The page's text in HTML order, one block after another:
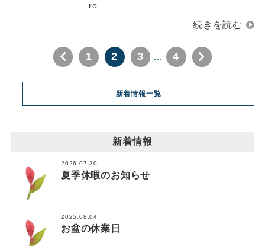
ro…
1 2 3 … 4
新着情報一覧
新着情報
2026.07.30
夏季休暇のお知らせ
2025.08.04
お盆の休業日